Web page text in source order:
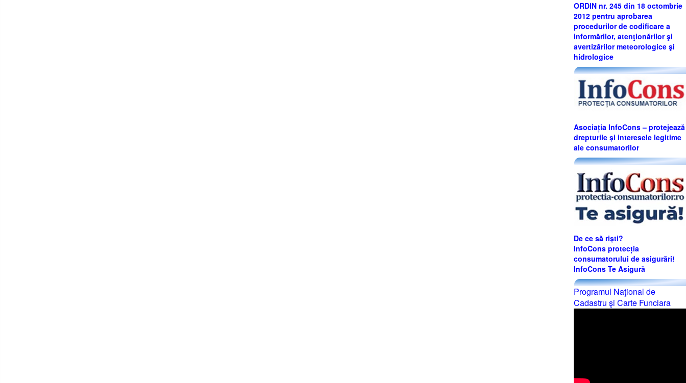
ORDIN nr. 245 din 18 octombrie
2012 pentru aprobarea
procedurilor de codificare a
informărilor, atenţionărilor şi
avertizărilor meteorologice şi
hidrologice
Asociația InfoCons – protejează
drepturile și interesele legitime
ale consumatorilor
De ce să riști?
InfoCons protecția
consumatorului de asigurări!
InfoCons Te Asigură
Programul Naţional de
Cadastru şi Carte Funciara